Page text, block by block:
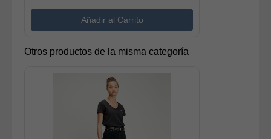
Otros productos de la misma categoría